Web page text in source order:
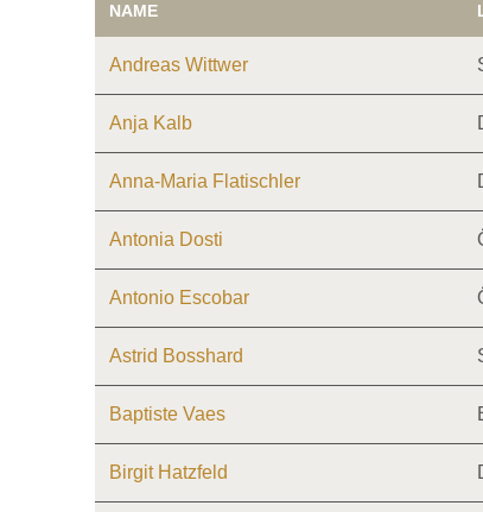
NAME
Andreas Wittwer
Anja Kalb
Anna-Maria Flatischler
Antonia Dosti
Antonio Escobar
Astrid Bosshard
Baptiste Vaes
Birgit Hatzfeld